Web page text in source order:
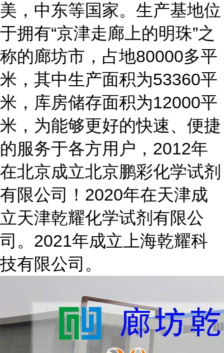
美，中东等国家。生产基地位
于拥有“京津走廊上的明珠”之
称的廊坊市，占地80000多平
米，其中生产面积为53360平
米，库房储存面积为12000平
米，为能够更好的快速、便捷
的服务于各方用户，2012年
在北京成立北京鹏彩化学试剂
有限公司！2020年在天津成
立天津乾耀化学试剂有限公
司。2021年成立上海乾耀科
技有限公司。